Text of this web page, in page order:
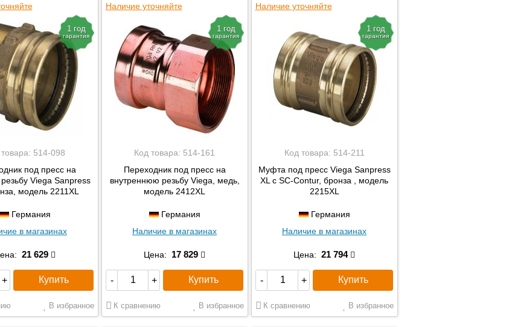
1 год
гарантия
514-098
под пресс на
Viega Sanpress
модель 2211XL
Германия
в магазинах
21 629
+ Купить
В избранное
Наличие уточняйте
1 год
гарантия
Код товара: 514-161
Переходник под пресс на
внутреннюю резьбу Viega, медь,
модель 2412XL
Германия
Наличие в магазинах
Цена: 17 829
- + Купить
К сравнению В избранное
Наличие уточняйте
1 год
гарантия
Код товара: 514-211
Муфта под пресс Viega Sanpress
XL c SC-Contur, бронза , модель
2215XL
Германия
Наличие в магазинах
Цена: 21 794
- + Купить
К сравнению В избранное